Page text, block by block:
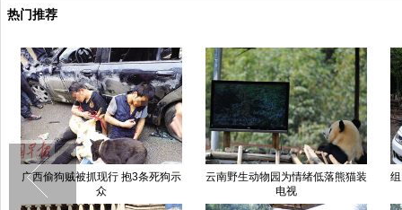
热门推荐
广西偷狗贼被抓现行 抱3条死狗示
众
云南野生动物园为情绪低落熊猫装
电视